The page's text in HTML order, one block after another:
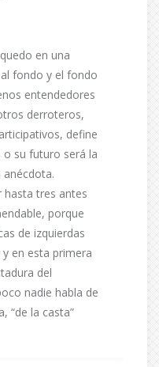
en una
fondo y el fondo
entendedores
derroteros,
define
o su futuro será la
anécdota.
hasta tres antes
porque
de izquierdas
en esta primera
del
nadie habla de
“de la casta”